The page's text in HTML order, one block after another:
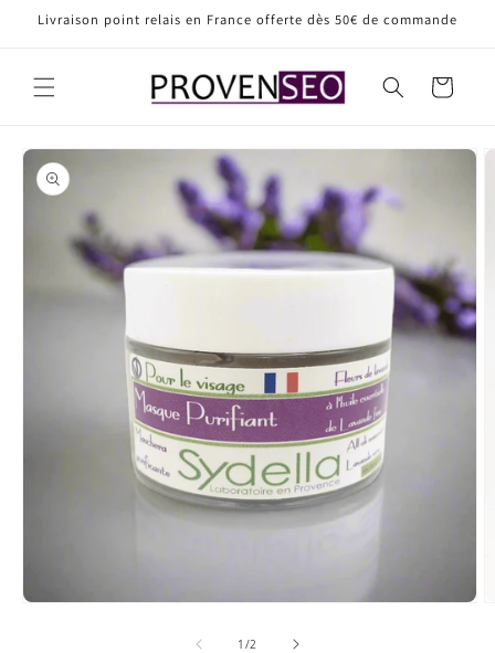
et passer au contenu
Livraison point relais en France offerte dès 50€ de commande
Panier
informations produits
1 /de2